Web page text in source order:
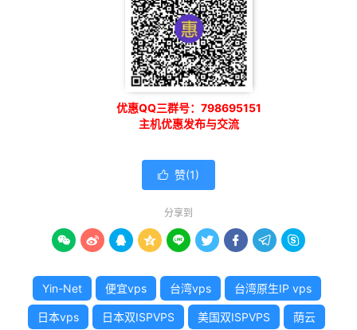
优惠QQ三群号：798695151
主机优惠发布与交流
 赞(1)
分享到
        
Yin-Net 便宜vps 台湾vps 台湾原生IP vps
日本vps 日本双ISPVPS 美国双ISPVPS 荫云